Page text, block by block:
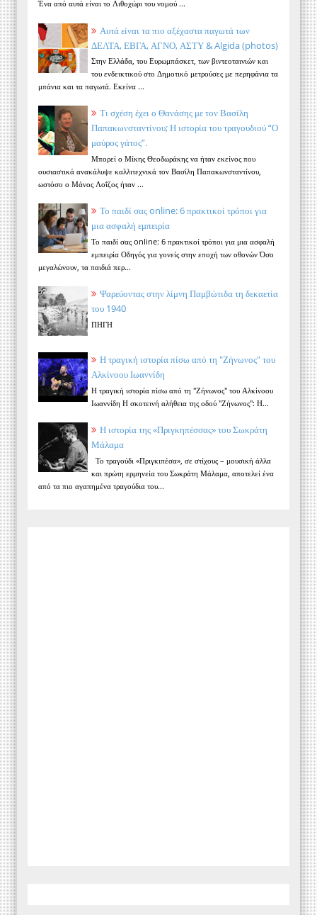
Ένα από αυτά είναι το Λιθοχώρι του νομού ...
Αυτά είναι τα πιο αξέχαστα παγωτά των
ΔΕΛΤΑ, ΕΒΓΑ, ΑΓΝΟ, ΑΣΤΥ & Algida (photos)
Στην Ελλάδα, του Ευρωμπάσκετ, των βιντεοταινιών και
του ενδεικτικού στο Δημοτικό μετρούσες με περηφάνια τα
μπάνια και τα παγωτά. Εκείνα ...
Τι σχέση έχει ο Θανάσης με τον Βασίλη
Παπακωνσταντίνου; Η ιστορία του τραγουδιού “Ο
μαύρος γάτος”.
Μπορεί ο Μίκης Θεοδωράκης να ήταν εκείνος που
ουσιαστικά ανακάλυψε καλλιτεχνικά τον Βασίλη Παπακωνσταντίνου,
ωστόσο ο Μάνος Λοΐζος ήταν ...
Το παιδί σας online: 6 πρακτικοί τρόποι για
μια ασφαλή εμπειρία
Το παιδί σας online: 6 πρακτικοί τρόποι για μια ασφαλή
εμπειρία Οδηγός για γονείς στην εποχή των οθονών Όσο
μεγαλώνουν, τα παιδιά περ...
Ψαρεύοντας στην λίμνη Παμβώτιδα τη δεκαετία
του 1940
ΠΗΓΗ
Η τραγική ιστορία πίσω από τη "Ζήνωνος" του
Αλκίνοου Ιωαννίδη
Η τραγική ιστορία πίσω από τη "Ζήνωνος" του Αλκίνοου
Ιωαννίδη Η σκοτεινή αλήθεια της οδού "Ζήνωνος": Η...
Η ιστορία της «Πριγκηπέσσας» του Σωκράτη
Μάλαμα
Το τραγούδι «Πριγκιπέσα», σε στίχους – μουσική άλλα
και πρώτη ερμηνεία του Σωκράτη Μάλαμα, αποτελεί ένα
από τα πιο αγαπημένα τραγούδια του...